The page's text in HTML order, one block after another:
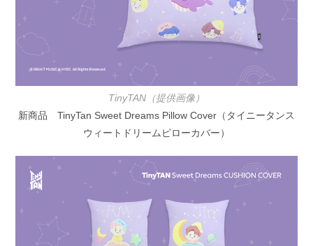
TinyTAN（提供画像）
新商品 TinyTan Sweet Dreams Pillow Cover（タイニータンス
ウィートドリームピローカバー）